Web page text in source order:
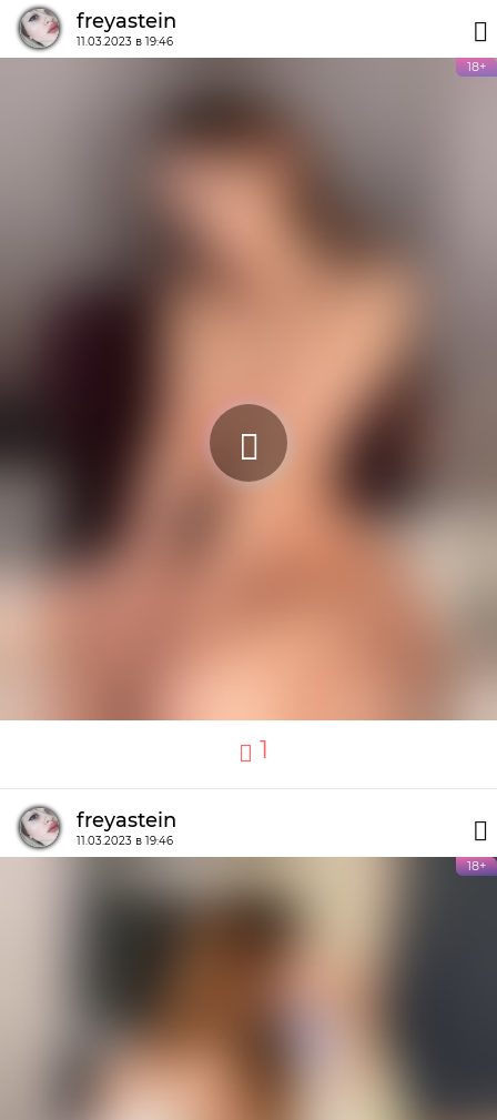
freyastein
11.03.2023 в 19:46
18+
1
freyastein
11.03.2023 в 19:46
18+